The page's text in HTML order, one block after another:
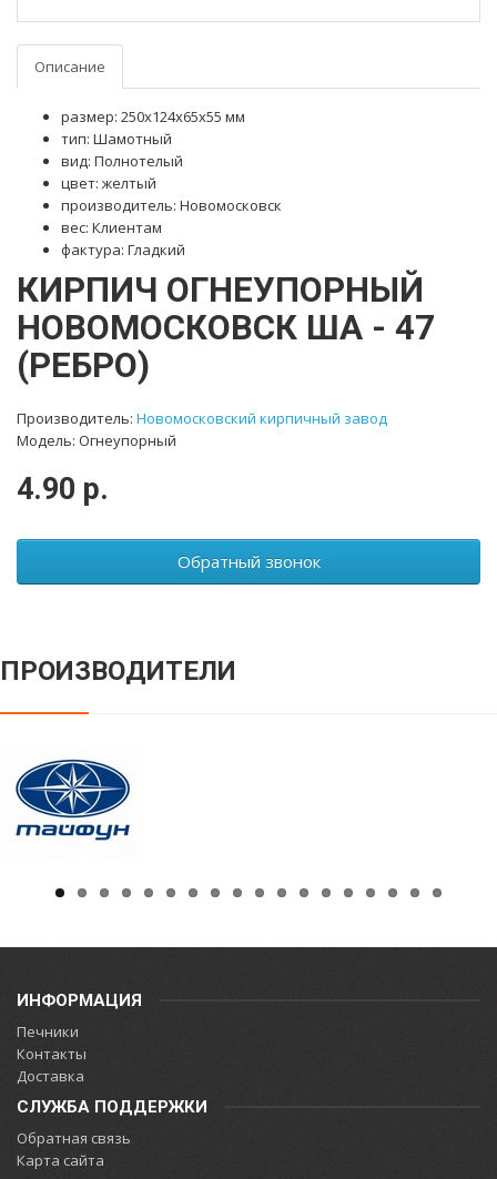
Описание
размер: 250х124х65х55 мм
тип: Шамотный
вид: Полнотелый
цвет: желтый
производитель: Новомосковск
вес: Клиентам
фактура: Гладкий
КИРПИЧ ОГНЕУПОРНЫЙ
НОВОМОСКОВСК ША - 47
(РЕБРО)
Производитель: Новомосковский кирпичный завод
Модель: Огнеупорный
4.90 р.
Обратный звонок
ПРОИЗВОДИТЕЛИ
ИНФОРМАЦИЯ
Печники
Контакты
Доставка
СЛУЖБА ПОДДЕРЖКИ
Обратная связь
Карта сайта